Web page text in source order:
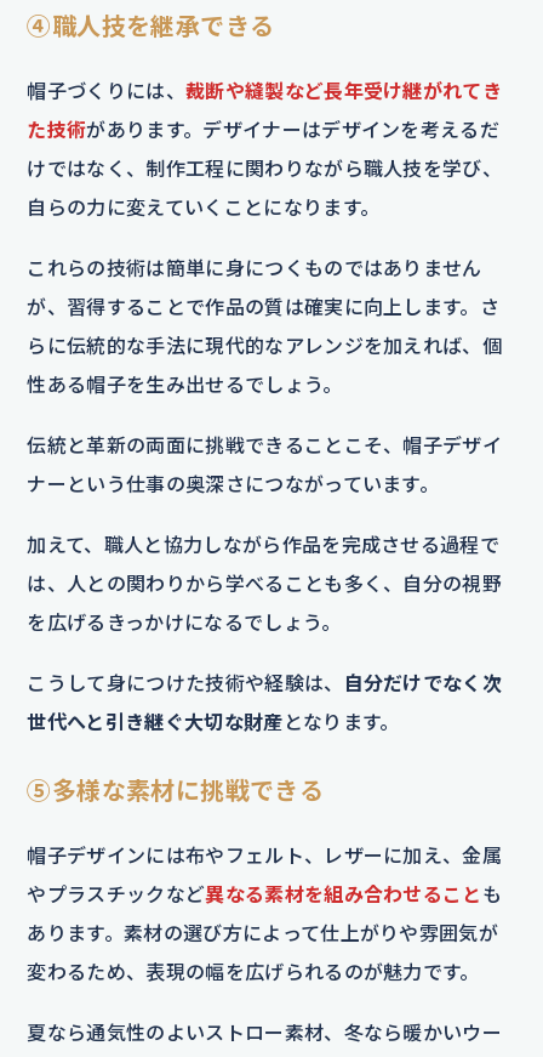
④職人技を継承できる
帽子づくりには、 裁断や縫製など長年受け継がれてき
た技術があります。デザイナーはデザインを考えるだ
けではなく、制作工程に関わりながら職人技を学び、
自らの力に変えていくことになります。
これらの技術は簡単に身につくものではありません
が、習得することで作品の質は確実に向上します。さ
らに伝統的な手法に現代的なアレンジを加えれば、個
性ある帽子を生み出せるでしょう。
伝統と革新の両面に挑戦できることこそ、帽子デザイ
ナーという仕事の奥深さにつながっています。
加えて、職人と協力しながら作品を完成させる過程で
は、人との関わりから学べることも多く、自分の視野
を広げるきっかけになるでしょう。
こうして身につけた技術や経験は、
自分だけでなく次
世代へと引き継ぐ大切な財産 となります。
⑤多様な素材に挑戦できる
帽子デザインには布やフェルト、レザーに加え、金属
やプラスチックなど異なる素材を組み合わせること も
あります。素材の選び方によって仕上がりや雰囲気が
変わるため、表現の幅を広げられるのが魅力です。
夏なら通気性のよいストロー素材、冬なら暖かいウー